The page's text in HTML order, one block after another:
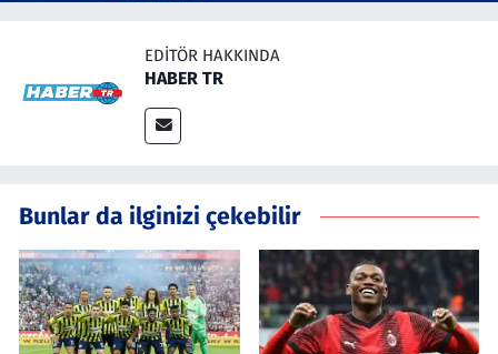
EDITÖR HAKKINDA
HABER TR
Bunlar da ilginizi çekebilir